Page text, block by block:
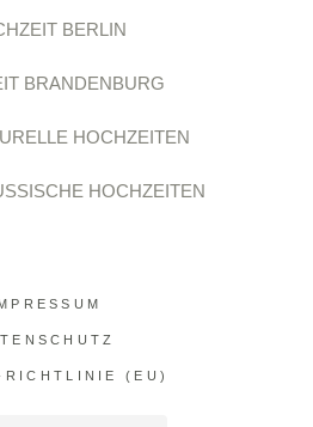
BERLIN
BRANDENBURG
HOCHZEITEN
HOCHZEITEN
RICHTLINIE (EU)